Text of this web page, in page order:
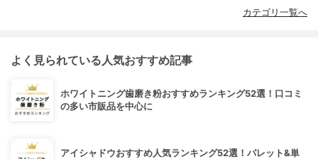
カテゴリ一覧へ
よく見られている人気おすすめ記事
ホワイトニング歯磨き粉おすすめランキング52選！口コミ
の多い市販品を中心に
アイシャドウおすすめ人気ランキング52選！パレット&単